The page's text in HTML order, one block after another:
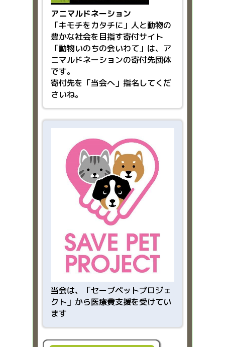
アニマルドネーション
「キモチをカタチに」人と動物の
豊かな社会を目指す寄付サイト
「動物いのちの会いわて」は、ア
ニマルドネーションの寄付先団体
です。
寄付先を「当会へ」指名してくだ
さいね。
当会は、「セーブペットプロジェ
クト」から医療費支援を受けてい
ます